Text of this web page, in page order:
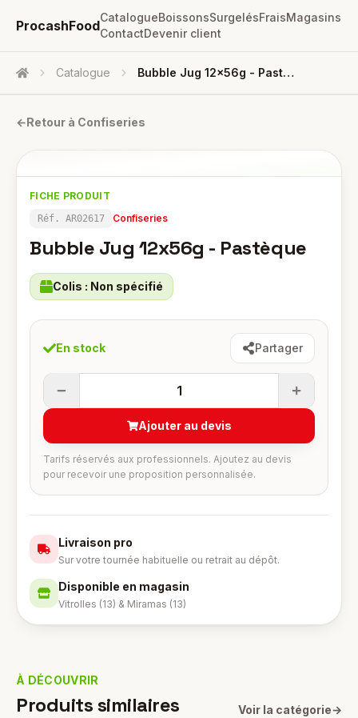
ProcashFood
CatalogueBoissonsSurgelésFraisMagasins
ContactDevenir client
Accueil Catalogue Bubble Jug 12x56g - Pastèque
←Retour à Confiseries
FICHE PRODUIT
Réf. AR02617 Confiseries
Bubble Jug 12x56g - Pastèque
Colis : Non spécifié
En stock Partager
1
Ajouter au devis
Tarifs réservés aux professionnels. Ajoutez au devis
pour recevoir une proposition personnalisée.
Livraison pro
Sur votre tournée habituelle ou retrait au dépôt.
Disponible en magasin
Vitrolles (13) & Miramas (13)
À DÉCOUVRIR
Produits similaires Voir la catégorie→